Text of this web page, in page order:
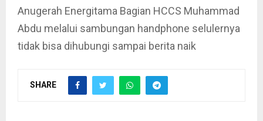
Anugerah Energitama Bagian HCCS Muhammad
Abdu melalui sambungan handphone selulernya
tidak bisa dihubungi sampai berita naik
SHARE